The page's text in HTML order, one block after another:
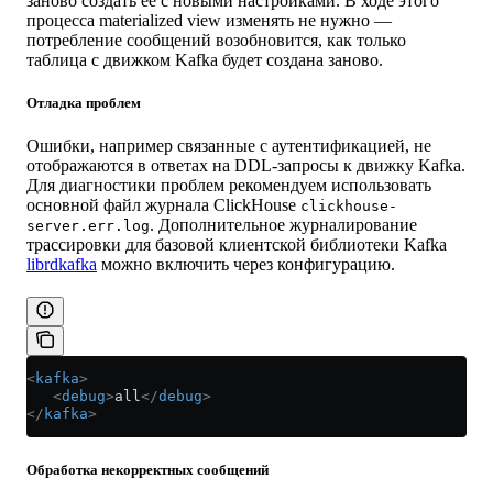
процесса materialized view изменять не нужно —
потребление сообщений возобновится, как только
таблица с движком Kafka будет создана заново.
Отладка проблем
Ошибки, например связанные с аутентификацией, не
отображаются в ответах на DDL-запросы к движку Kafka.
Для диагностики проблем рекомендуем использовать
основной файл журнала ClickHouse clickhouse-
server.err.log. Дополнительное журналирование
трассировки для базовой клиентской библиотеки Kafka
librdkafka можно включить через конфигурацию.
<kafka>
   <
debug>all</debug>
</ kafka>
Обработка некорректных сообщений